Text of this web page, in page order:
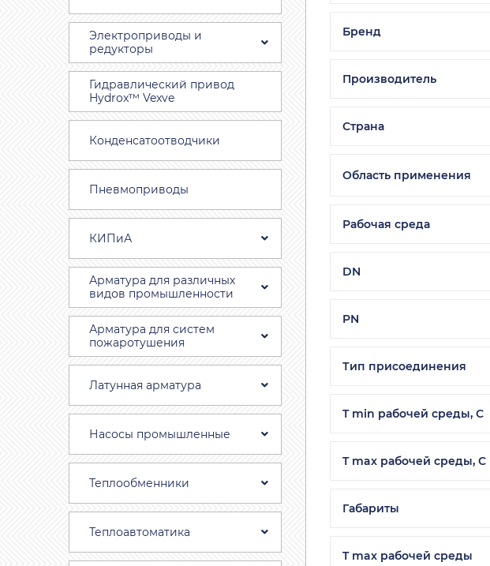
Бренд
Производитель
Страна
Область применения
Рабочая среда
DN
PN
Тип присоединения
T min рабочей среды, C
T max рабочей среды, С
Габариты
T max рабочей среды
Электроприводы и
редукторы
Гидравлический привод
Hydrox™ Vexve
Конденсатоотводчики
Пневмоприводы
КИПиА
Арматура для различных
видов промышленности
Арматура для систем
пожаротушения
Латунная арматура
Насосы промышленные
Теплообменники
Теплоавтоматика